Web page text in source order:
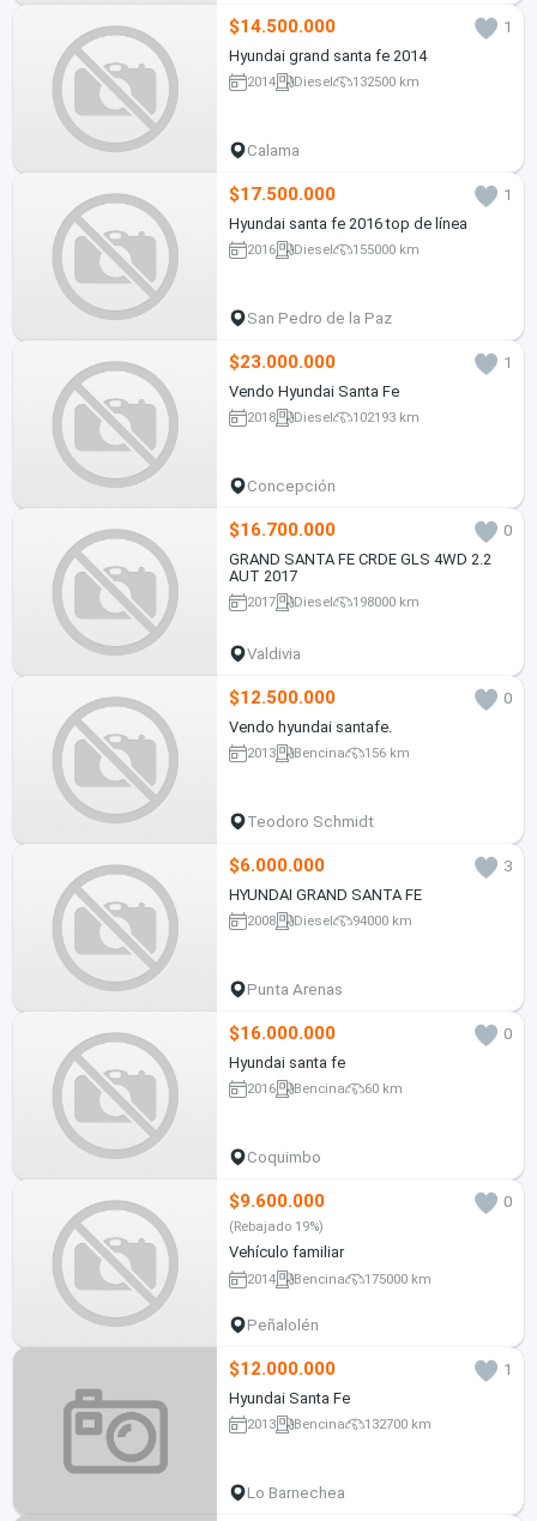
$14.500.000
1
Hyundai grand santa fe 2014
2014 Diesel 132500 km
Calama
$17.500.000
1
Hyundai santa fe 2016 top de línea
2016 Diesel 155000 km
San Pedro de la Paz
$23.000.000
1
Vendo Hyundai Santa Fe
2018 Diesel 102193 km
Concepción
$16.700.000
0
GRAND SANTA FE CRDE GLS 4WD 2.2
AUT 2017
2017 Diesel 198000 km
Valdivia
$12.500.000
0
Vendo hyundai santafe.
2013 Bencina 156 km
Teodoro Schmidt
$6.000.000
3
HYUNDAI GRAND SANTA FE
2008 Diesel 94000 km
Punta Arenas
$16.000.000
0
Hyundai santa fe
2016 Bencina 60 km
Coquimbo
$9.600.000 0
(Rebajado 19%)
Vehículo familiar
2014 Bencina 175000 km
Peñalolén
$12.000.000
1
Hyundai Santa Fe
2013 Bencina 132700 km
Lo Barnechea